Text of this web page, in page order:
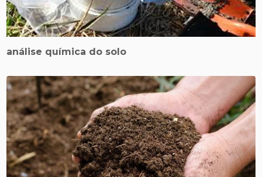
análise química do solo